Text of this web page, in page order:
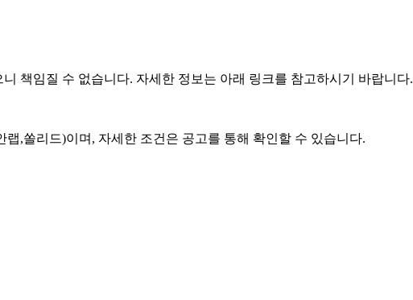
책임질 수 없습니다. 자세한 정보는 아래 링크를 참고하시기 바랍니다.
,쏠리드)이며, 자세한 조건은 공고를 통해 확인할 수 있습니다.